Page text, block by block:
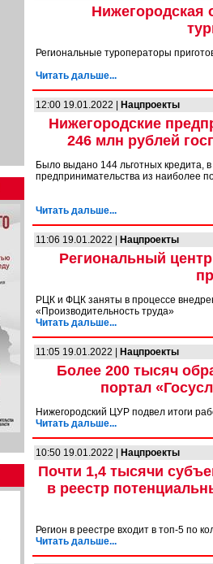
Нижегородская
Региональные туроператоры
Читать дальше...
12:00 19.01.2022 | Нацпроекты
Нижегородские
246 млн рублей
Было выдано 144 льготных кредита,
предпринимательства из наиболее
Читать дальше...
11:06 19.01.2022 | Нацпроекты
Региональный
РЦК и ФЦК заняты в процессе
«Производительность труда»
Читать дальше...
11:05 19.01.2022 | Нацпроекты
Более 200 тысяч
портал
Нижегородский ЦУР подвел итоги
Читать дальше...
10:50 19.01.2022 | Нацпроекты
Почти 1,4 тысячи
в реестр
Регион в реестре входит в топ-5 по
Читать дальше...